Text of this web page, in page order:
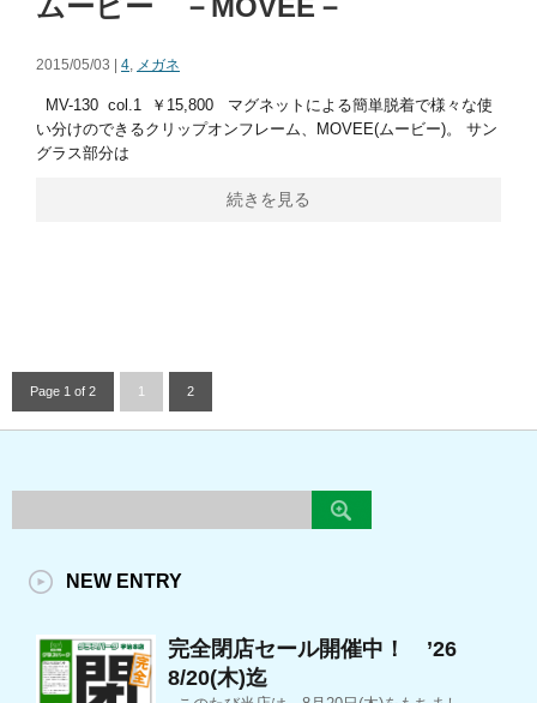
ムービー －MOVEE－
2015/05/03 | 4, メガネ
MV-130 col.1 ￥15,800 マグネットによる簡単脱着で様々な使
い分けのできるクリップオンフレーム、MOVEE(ムービー)。 サン
グラス部分は
続きを見る
Page 1 of 2 1 2
NEW ENTRY
完全閉店セール開催中！ ’26
8/20(木)迄